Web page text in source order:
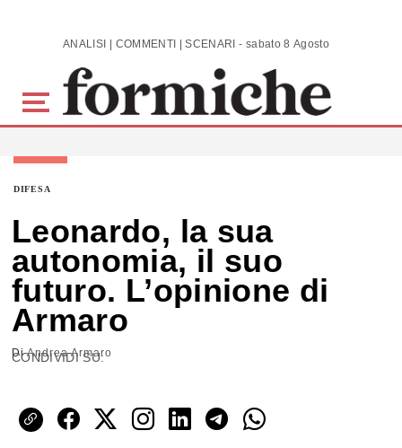
Skip to main content ANALISI | COMMENTI | SCENARI - sabato 8 Agosto 2026
DIFESA
Leonardo, la sua
autonomia, il suo
futuro. L’opinione di
Armaro
DiAndrea Armaro
CONDIVIDI SU: